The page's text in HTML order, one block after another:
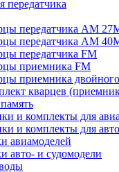
передатчика
передатчика AM
передатчика AM
передатчика FM
приемника FM
приемника
кварцев
и комплекты для
и комплекты для
авиамоделей
авто- и судомодели